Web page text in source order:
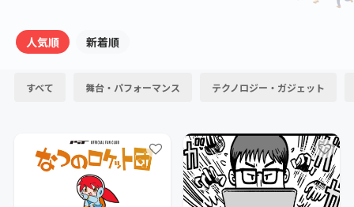
人気順 新着順
すべて 舞台・パフォーマンス テクノロジー・ガジェット